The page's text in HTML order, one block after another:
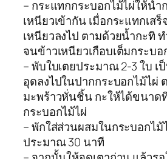
– กระแทกกระบอกไม้ไผ่ให้น้ำ
เหนียวเข้ากัน เมื่อกระแทกเส
เหนียวลงไป ตามด้วยน้ำกะทิ
จนข้าวเหนียวเกือบเต็มกระบอ
– พับใบเตยประมาณ 2-3 ใบ เ
อุดลงไปในปากกระบอกไม้ไผ่
มะพร้าวหั่นชิ้น กะให้ได้ขนาด
กระบอกไม้ไผ่
– พักใส่ส่วนผสมในกระบอกไม้
ประมาณ 30 นาที